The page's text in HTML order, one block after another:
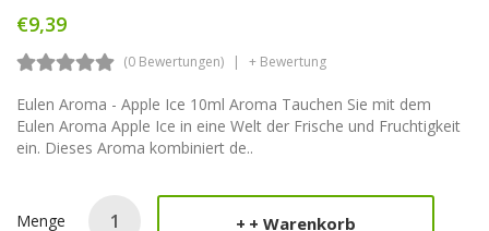
€9,39
(0 Bewertungen) + Bewertung
Eulen Aroma - Apple Ice 10ml Aroma Tauchen Sie mit dem
Eulen Aroma Apple Ice in eine Welt der Frische und Fruchtigkeit
ein. Dieses Aroma kombiniert de..
Menge + Warenkorb